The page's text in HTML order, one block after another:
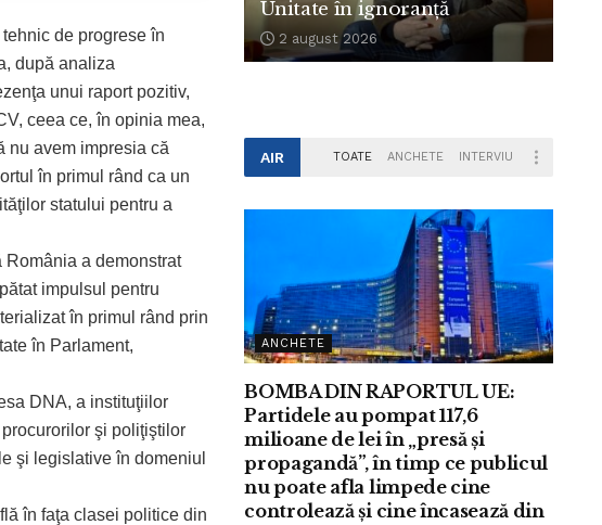
de progrese în
după analiza
unui raport pozitiv,
ceea ce, în opinia mea,
nu avem impresia că
în primul rând ca un
statului pentru a
a demonstrat
impulsul pentru
în primul rând prin
în Parlament,
DNA, a instituţiilor
şi poliţiştilor
şi legislative în domeniul
în faţa clasei politice din
Unitate în ignoranță
2 august 2026
AIR TOATE ANCHETE INTERVIU
ANCHETE
BOMBA DIN RAPORTUL UE:
Partidele au pompat 117,6
milioane de lei în „presă și
propagandă”, în timp ce publicul
nu poate afla limpede cine
controlează și cine încasează din